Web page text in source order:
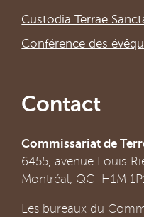
Custodia Terrae
Conférence des
Contact
Commissariat de
6455, avenue Louis-
Montréal, QC H1M
Les bureaux du